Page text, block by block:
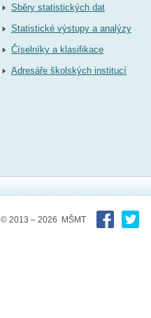
Sběry statistických dat
Statistické výstupy a analýzy
Číselníky a klasifikace
Adresáře školských institucí
© 2013 – 2026 MŠMT